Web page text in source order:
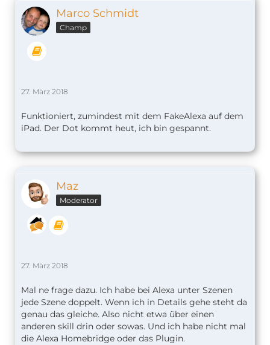
Marco Schmidt
Champ
27. März 2018
Funktioniert, zumindest mit dem FakeAlexa auf dem
iPad. Der Dot kommt heut, ich bin gespannt.
Maz
Moderator
27. März 2018
Mal ne frage dazu. Ich habe bei Alexa unter Szenen
jede Szene doppelt. Wenn ich in Details gehe steht da
genau das gleiche. Also nicht etwa über einen
anderen skill drin oder sowas. Und ich habe nicht mal
die Alexa Homebridge oder das Plugin.